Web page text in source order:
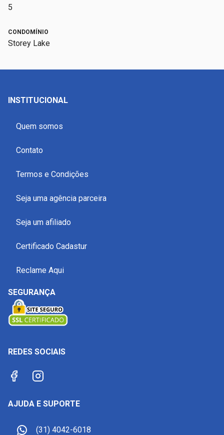
5
CONDOMÍNIO
Storey Lake
INSTITUCIONAL
Quem somos
Contato
Termos e Condições
Seja uma agência parceira
Seja um afiliado
Certificado Cadastur
Reclame Aqui
SEGURANÇA
REDES SOCIAIS
AJUDA E SUPORTE
(31) 4042-6018